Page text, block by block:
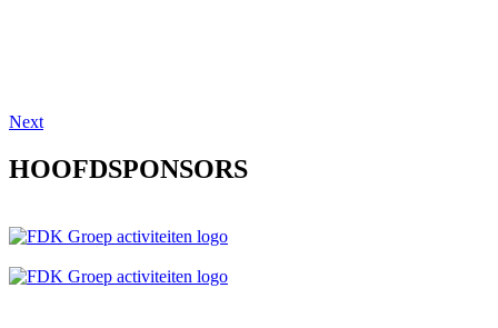
Next
HOOFDSPONSORS